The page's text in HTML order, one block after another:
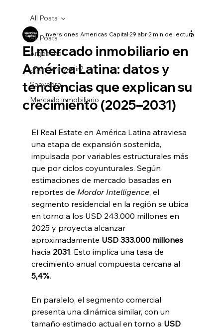
All Posts
Argentina
¿Dónde invertir?
Saavedra
Mercado inmobiliario
All Posts
El mercado inmobiliario en
América Latina: datos y
tendencias que explican su
crecimiento (2025–2031)
Inversiones Americas Capital29 abr2 min de lectura
El Real Estate en América Latina atraviesa
una etapa de expansión sostenida,
impulsada por variables estructurales más
que por ciclos coyunturales. Según
estimaciones de mercado basadas en
reportes de Mordor Intelligence, el
segmento residencial en la región se ubica
en torno a los USD 243.000 millones en
2025 y proyecta alcanzar
aproximadamente USD 333.000 millones
hacia 2031. Esto implica una tasa de
crecimiento anual compuesta cercana al
5,4%.
En paralelo, el segmento comercial
presenta una dinámica similar, con un
tamaño estimado actual en torno a USD